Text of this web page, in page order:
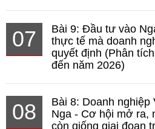
07
Bài 9: Đầu tư vào
thực tế mà doanh
quyết định (Phân
đến năm 2026)
08
Bài 8: Doanh
Nga - Cơ hội mở ra,
còn giống giai đoạn